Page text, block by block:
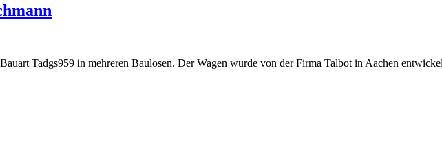
Tadgs959 in mehreren Baulosen. Der Wagen wurde von der Firma Talbot in Aachen